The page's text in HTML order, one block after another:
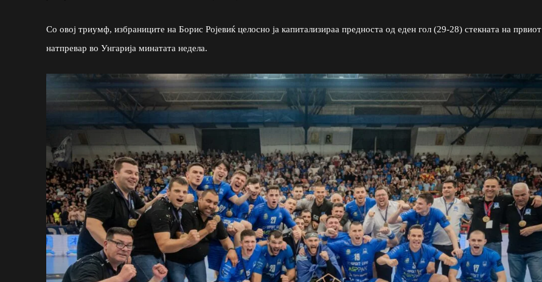
Со овој триумф, избраниците на Борис Ројевиќ целосно ја капитализираа предноста од еден гол (29-28) стекната на првиот
натпревар во Унгарија минатата недела.